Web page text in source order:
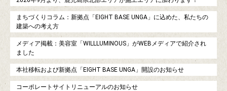
まちづくりコラム：新拠点「EIGHT BASE UNGA」に込めた、私たちの
建築への考え方
メディア掲載：美容室「WILLLUMINOUS」がWEBメディアで紹介され
ました
本社移転および新拠点「EIGHT BASE UNGA」開設のお知らせ
コーポレートサイトリニューアルのお知らせ